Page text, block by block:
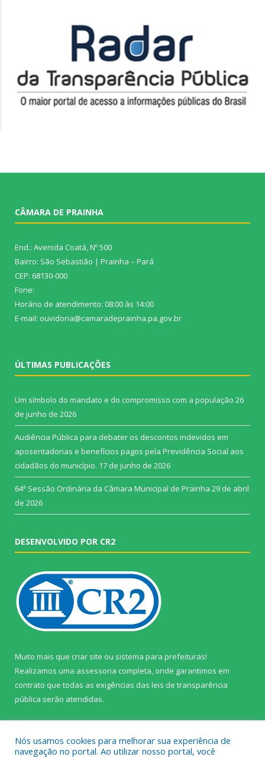
CÂMARA DE PRAINHA
End.: Avenida Coatá, Nº 500
Bairro: São Sebastião | Prainha – Pará
CEP: 68130-000
Fone:
Horário de atendimento: 08:00 às 14:00
E-mail: ouvidoria@camaradeprainha.pa.gov.br
ÚLTIMAS PUBLICAÇÕES
Um símbolo do mandato e do compromisso com a população 26
de junho de 2026
Audiência Pública para debater os descontos indevidos em
aposentadorias e benefícios pagos pela Previdência Social aos
cidadãos do município. 17 de junho de 2026
64ª Sessão Ordinária da Câmara Municipal de Prainha 29 de abril
de 2026
DESENVOLVIDO POR CR2
Muito mais que criar site ou sistema para prefeituras!
Realizamos uma assessoria completa, onde garantimos em
contrato que todas as exigências das leis de transparência
pública serão atendidas.
Nós usamos cookies para melhorar sua experiência de
navegação no portal. Ao utilizar nosso portal, você